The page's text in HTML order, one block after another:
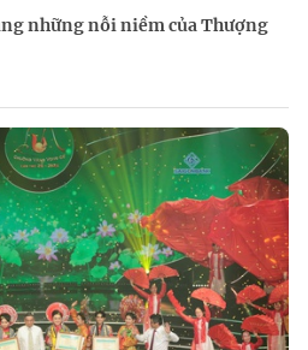
những nỗi niềm của Thượng